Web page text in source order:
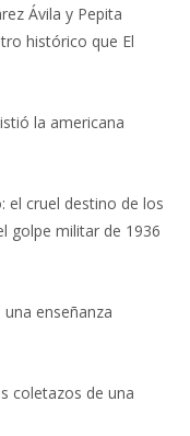
Ávila y Pepita
histórico que El
la americana
el cruel destino de los
golpe militar de 1936
enseñanza
coletazos de una